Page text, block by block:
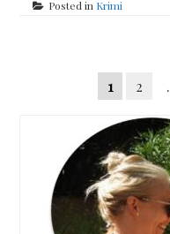
Posted in Krimi
Posts
Beiträge
1 2